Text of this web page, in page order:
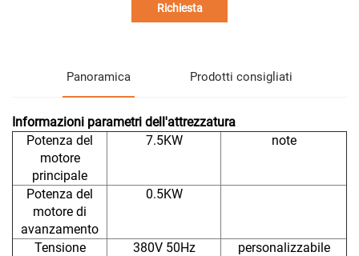
Richiesta
Panoramica Prodotti consigliati
Informazioni parametri dell'attrezzatura
Potenza del
motore
principale
7.5KW note
Potenza del
motore di
avanzamento
0.5KW
Tensione
380V 50Hz personalizzabile